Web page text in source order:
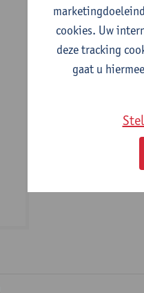
Afdeling
Departement
Statuut &
Bijzonder
senior
cookies. Uw
deze tracking
gaat u